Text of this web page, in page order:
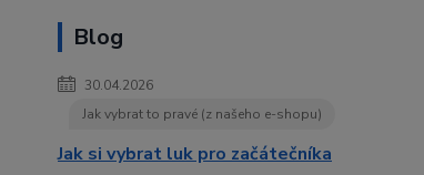
Blog
30.04.2026
Jak vybrat to pravé (z našeho e-shopu)
Jak si vybrat luk pro začátečníka